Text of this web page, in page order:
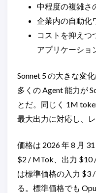
中程度の複雑さ
企業内の自動化
コストを抑えつ
アプリケーショ
Sonnet 5 の大きな変
多くの Agent 能力が
とだ。同じく 1M
最大出力に対応し、
価格は 2026 年 8 月
$2 / MTok、出力 $10
は標準価格の入力 $3
る。標準価格でも